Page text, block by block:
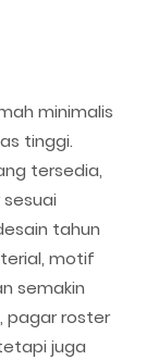
minimalis
tinggi.
tersedia,
tahun
motif
semakin
pagar roster
juga